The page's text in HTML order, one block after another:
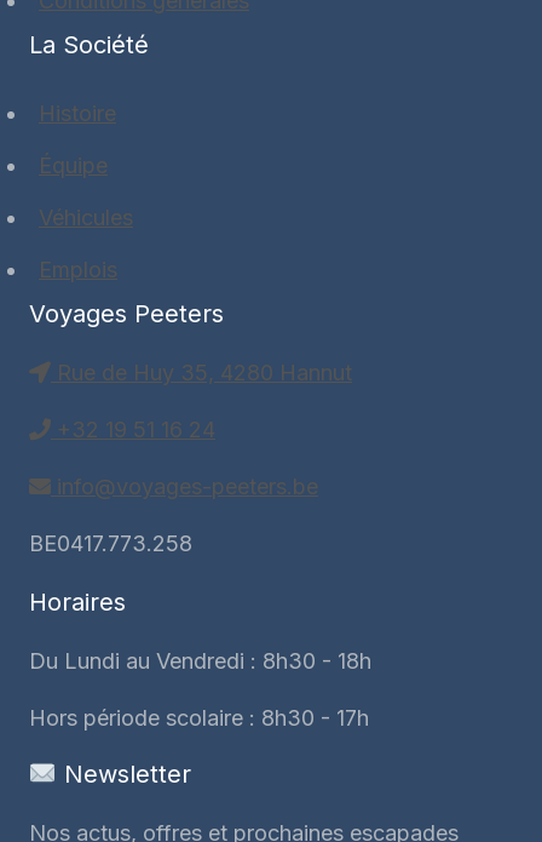
La Société
Histoire
Équipe
Véhicules
Emplois
Voyages Peeters
Rue de Huy 35, 4280 Hannut
+32 19 51 16 24
info@voyages-peeters.be
BE0417.773.258
Horaires
Du Lundi au Vendredi : 8h30 - 18h
Hors période scolaire : 8h30 - 17h
Newsletter
Nos actus, offres et prochaines escapades